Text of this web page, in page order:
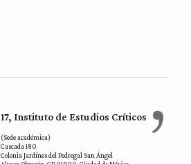
17, Instituto de Estudios Críticos
(Sede académica)
Cascada 180
Colonia Jardínes del Pedregal San Ángel